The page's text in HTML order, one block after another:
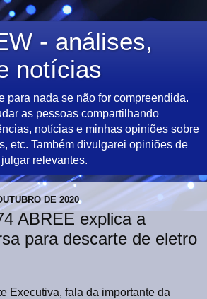
- análises,
notícias
para nada se não for compreendida.
as pessoas compartilhando
notícias e minhas opiniões sobre
etc. Também divulgarei opiniões de
relevantes.
DE 2020
ABREE explica a
para descarte de eletro
Executiva, fala da importante da